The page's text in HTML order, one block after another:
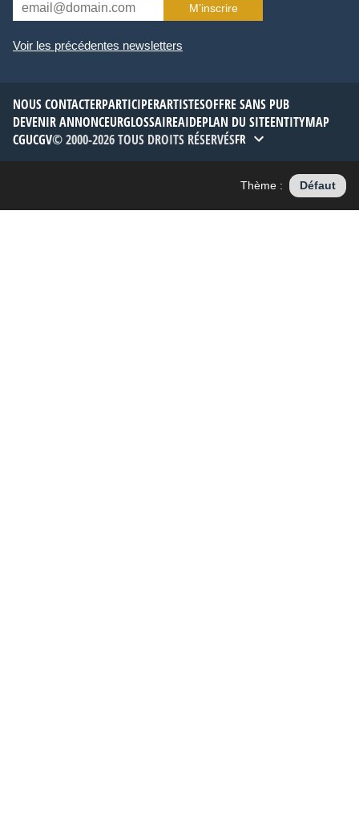
M’inscrire
Voir les précédentes newsletters
NOUS CONTACTERPARTICIPERARTISTESOFFRE SANS PUB
DEVENIR ANNONCEURGLOSSAIREAIDEPLAN DU SITEENTITYMAP
CGUCGV© 2000-2026 TOUS DROITS RÉSERVÉSFR
Thème : Défaut